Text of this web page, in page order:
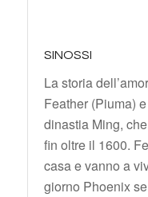
SINOSSI
La storia
Feather (Piuma)
dinastia Ming,
fin oltre il 1600.
casa e vanno a
giorno Phoenix